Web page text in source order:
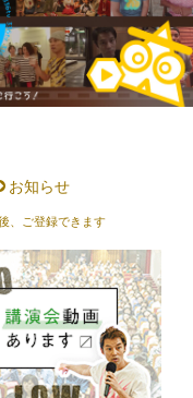
お知らせ
、ご登録できます